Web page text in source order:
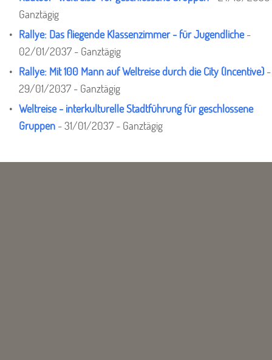
Ganztägig
Rallye: Das fliegende Klassenzimmer - für Jugendliche-
02/01/2037 - Ganztägig
Rallye: Mit 100 Mann auf Weltreise durch die City (Incentive) -
29/01/2037 - Ganztägig
Weltreise - interkulturelle Stadtführung für geschlossene
Gruppen - 31/01/2037 - Ganztägig